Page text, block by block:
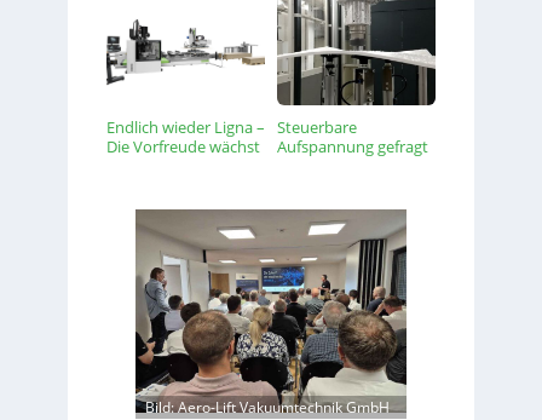
Endlich wieder Ligna –
Die Vorfreude wächst
Steuerbare
Aufspannung gefragt
Bild: Aero-Lift Vakuumtechnik GmbH